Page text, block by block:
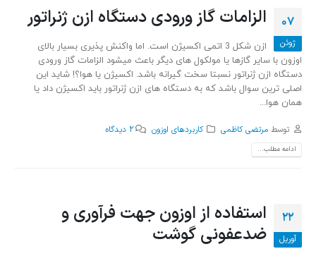
07
ژوئن
الزامات گاز ورودی دستگاه ازن ژنراتور
ازن شکل 3 اتمی اکسیژن است. اما واکنش پذیری بسیار بالای
اوزون با سایر گازها یا مولکول های دیگر باعث میشود الزامات گاز ورودی
دستگاه ازن ژنراتور نسبتا سخت گیرانه باشد. اکسیژن یا هوا؟! شاید این
اصلی ترین سوال باشد که به دستگاه های ازن ژنراتور باید اکسیژن داد یا
همان هوا...
توسط مرتضی کاظمی کاربردهای اوزون 2 دیدگاه
ادامه مطلب...
22
آوریل
استفاده از اوزون جهت فرآوری و
ضدعفونی گوشت